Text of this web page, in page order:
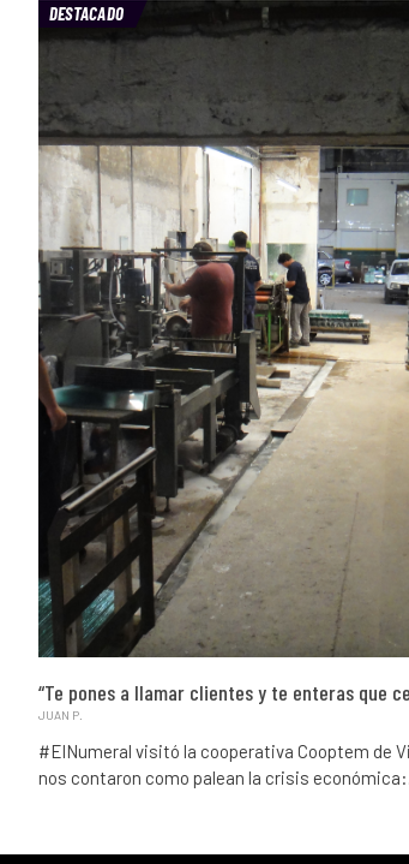
DESTACADO
“Te pones a llamar clientes y te enteras que
JUAN P.
#ElNumeral visitó la cooperativa Cooptem de
nos contaron como palean la crisis